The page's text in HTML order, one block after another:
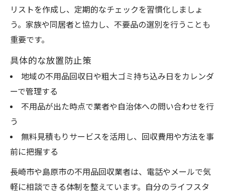
リストを作成し、定期的なチェックを習慣化しましょ
う。家族や同居者と協力し、不要品の選別を行うことも
重要です。
具体的な放置防止策
地域の不用品回収日や粗大ゴミ持ち込み日をカレンダ
ーで管理する
不用品が出た時点で業者や自治体への問い合わせを行
う
無料見積もりサービスを活用し、回収費用や方法を事
前に把握する
長崎市や島原市の不用品回収業者は、電話やメールで気
軽に相談できる体制を整えています。自分のライフスタ